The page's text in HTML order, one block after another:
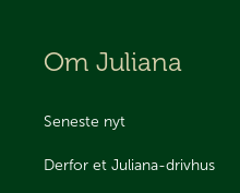
Om Juliana
Seneste nyt
Derfor et Juliana-drivhus